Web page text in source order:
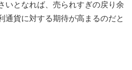
いとなれば、売られすぎの戻り余
通貨に対する期待が高まるのだと